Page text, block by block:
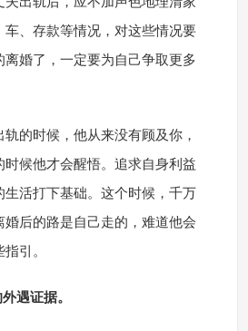
车、存款等情况，对这些情况要
离婚了，一定要为自己争取更多
时候，他从来没有顾及你，
时候他才会醒悟。追求自身利益
生活打下基础。这个时候，千万
婚后的路是自己走的，难道他会
引。
遇证据。